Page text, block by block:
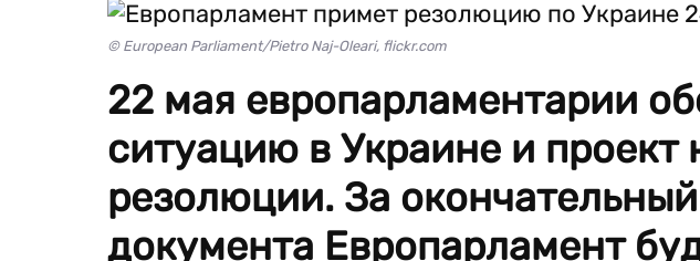
© European Parliament/Pietro Naj-Oleari, flickr.com
22 мая европарламентарии
ситуацию в Украине и проект
резолюции. За окончательный
документа Европарламент